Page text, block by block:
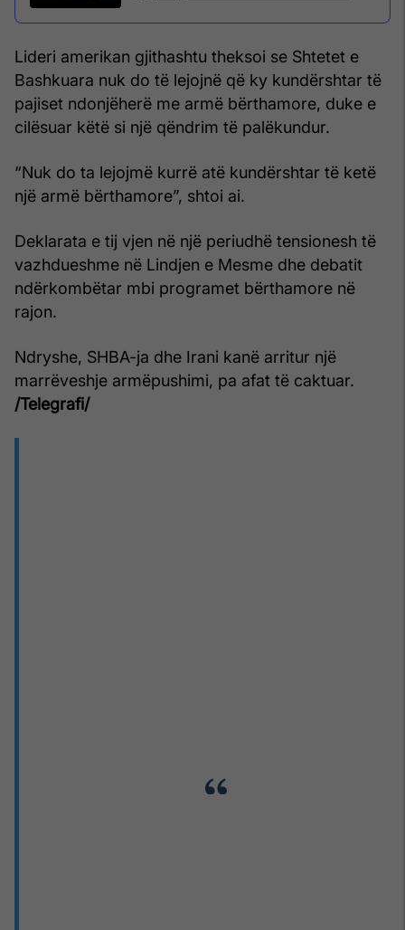
Lideri amerikan gjithashtu theksoi se Shtetet e
Bashkuara nuk do të lejojnë që ky kundërshtar të
pajiset ndonjëherë me armë bërthamore, duke e
cilësuar këtë si një qëndrim të palëkundur.
“Nuk do ta lejojmë kurrë atë kundërshtar të ketë
një armë bërthamore”, shtoi ai.
Deklarata e tij vjen në një periudhë tensionesh të
vazhdueshme në Lindjen e Mesme dhe debatit
ndërkombëtar mbi programet bërthamore në
rajon.
Ndryshe, SHBA-ja dhe Irani kanë arritur një
marrëveshje armëpushimi, pa afat të caktuar.
/Telegrafi/